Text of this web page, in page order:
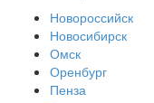
Новороссийск
Новосибирск
Омск
Оренбург
Пенза